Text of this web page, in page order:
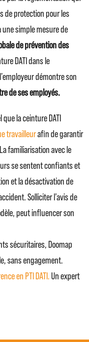
de protection pour les
une simple mesure de
de prévention des
DATI dans le
démontre son
de ses employés.
la ceinture DATI
travailleurafin de garantir
familiarisation avec le
se sentent confiants et
et la désactivation de
Solliciter l’avis de
peut influencer son
sécuritaires, Doomap
sans engagement.
en PTI DATI. Un expert